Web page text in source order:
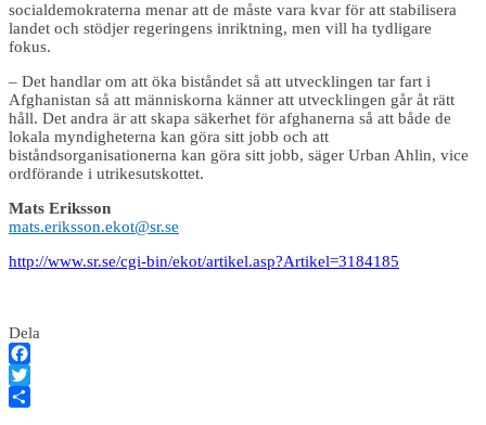
socialdemokraterna menar att de måste vara kvar för att stabilisera
landet och stödjer regeringens inriktning, men vill ha tydligare
fokus.
– Det handlar om att öka biståndet så att utvecklingen tar fart i
Afghanistan så att människorna känner att utvecklingen går åt rätt
håll. Det andra är att skapa säkerhet för afghanerna så att både de
lokala myndigheterna kan göra sitt jobb och att
biståndsorganisationerna kan göra sitt jobb, säger Urban Ahlin, vice
ordförande i utrikesutskottet.
Mats Eriksson
mats.eriksson.ekot@sr.se
http://www.sr.se/cgi-bin/ekot/artikel.asp?Artikel=3184185
Dela
Facebook
Twitter